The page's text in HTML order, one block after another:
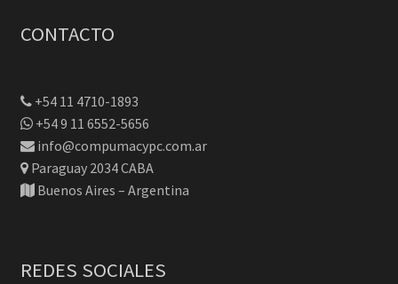
CONTACTO
+54 11 4710-1893
+54 9 11 6552-5656
info@compumacypc.com.ar
Paraguay 2034 CABA
Buenos Aires – Argentina
REDES SOCIALES